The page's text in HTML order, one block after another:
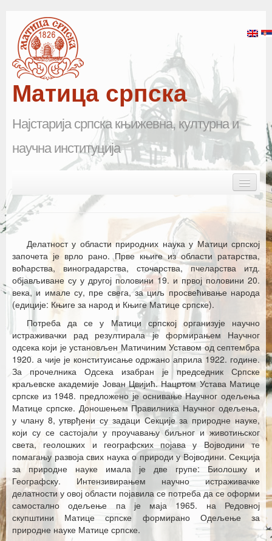
Матица српска
Најстарија српска књижевна, културна и
научна институција
Почетна
Матица српска
Научна одељења
Каталог издања
Летопис Матице српске
Гласник Матице српске
Е–издања
Вести
Најаве
Делатност у области природних наука у Матици српској
започета је врло рано. Прве књиге из области ратарства,
воћарства, виноградарства, сточарства, пчеларства итд.
објављиване су у другој половини 19. и првој половини 20.
века, и имале су, пре свега, за циљ просвећивање народа
(едиције: Књиге за народ и Књиге Матице српске).
Потреба да се у Матици српској организује научно
истраживачки рад резултирала је формирањем Научног
одсека који је установљен Матичиним Уставом од септембра
1920. а чије је конституисање одржано априла 1922. године.
За прочелника Одсека изабран је председник Српске
краљевске академије Јован Цвијић. Нацртом Устава Матице
српске из 1948. предложено је оснивање Научног одељења
Матице српске. Доношењем Правилника Научног одељења,
у члану 8, утврђени су задаци Секције за природне науке,
који су се састојали у проучавању биљног и животињског
света, геолошких и географских појава у Војводини те
помагању развоја свих наука о природи у Војводини. Секција
за природне науке имала је две групе: Биолошку и
Географску. Интензивирањем научно истраживачке
делатности у овој области појавила се потреба да се оформи
самостално одељење па је маја 1965. на Редовној
скупштини Матице српске формирано Одељење за
природне науке Матице српске.